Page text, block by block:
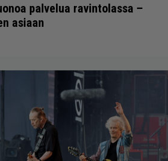
palvelua ravintolassa –
asiaan